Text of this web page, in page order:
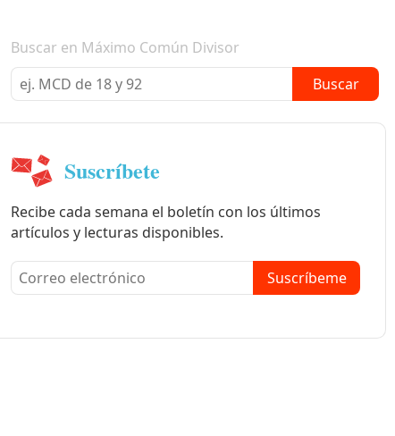
Boletín informativo
Buscar en Máximo Común Divisor
Buscar
Suscríbete
Recibe cada semana el boletín con los últimos
artículos y lecturas disponibles.
Suscríbeme